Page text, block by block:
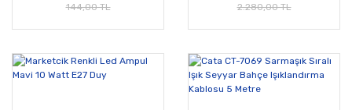
144,00 TL 2.280,00 TL